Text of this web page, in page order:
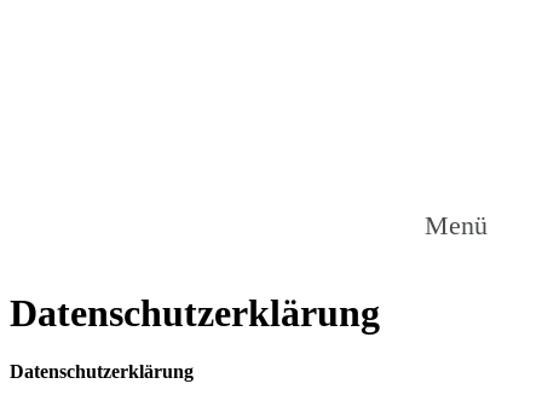
Menü
Datenschutzerklärung
Datenschutzerklärung